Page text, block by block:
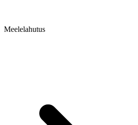
Meelelahutus